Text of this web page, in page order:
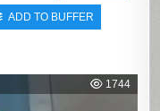
ADD TO BUFFER
1744